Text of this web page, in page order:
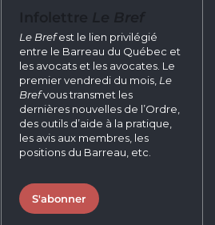
Le Brefest le lien privilégié
entre le Barreau du Québec et
les avocats et les avocates. Le
premier vendredi du mois, Le
Brefvous transmet les
dernières nouvelles de l’Ordre,
des outils d’aide à la pratique,
les avis aux membres, les
positions du Barreau, etc.
S'abonner